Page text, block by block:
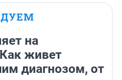
на
живет
диагнозом, от